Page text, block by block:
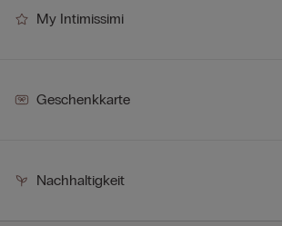
My Intimissimi
Geschenkkarte
Nachhaltigkeit